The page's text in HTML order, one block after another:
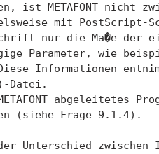
ist METAFONT nicht
mit PostScript-
nur die Ma�e der
Parameter, wie
Informationen
Datei.
abgeleitetes
(siehe Frage 9.1.4).
Unterschied zwischen